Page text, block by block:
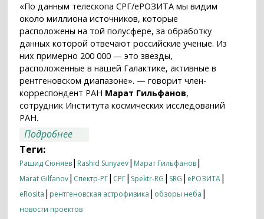
«По данным телескопа СРГ/еРОЗИТА мы видим
около миллиона источников, которые
расположены на той полусфере, за обработку
данных которой отвечают российские ученые. Из
них примерно 200 000 — это звезды,
расположенные в нашей Галактике, активные в
рентгеновском диапазоне». — говорит член-
корреспондент РАН Марат Гильфанов,
сотрудник Института космических исследований
РАН.
Подробнее
неба по данным СРГ/еРОЗИТА
Теги:
Рашид Сюняев| Rashid Sunyaev| Марат Гильфанов|
Marat Gilfanov| Спектр-РГ| СРГ| Spektr-RG | SRG | еРОЗИТА|
eRosita | рентгеновская астрофизика | обзоры неба |
новости проектов